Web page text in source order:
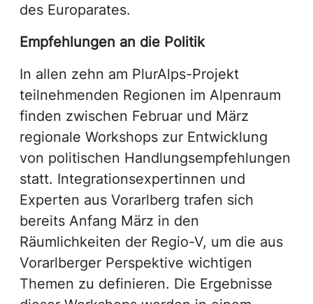
des Europarates.
Empfehlungen an die Politik
In allen zehn am PlurAlps-Projekt
teilnehmenden Regionen im Alpenraum
finden zwischen Februar und März
regionale Workshops zur Entwicklung
von politischen Handlungsempfehlungen
statt. Integrationsexpertinnen und
Experten aus Vorarlberg trafen sich
bereits Anfang März in den
Räumlichkeiten der Regio-V, um die aus
Vorarlberger Perspektive wichtigen
Themen zu definieren. Die Ergebnisse